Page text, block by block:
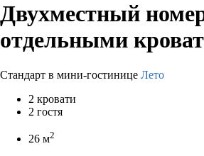
Двухместный
отдельными
Стандарт в мини-гостинице Лето
2 кровати
2 гостя
26 м2